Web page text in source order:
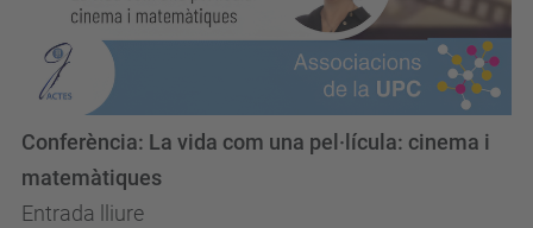
Entrada lliure
Conferència: La vida com una pel·lícula: cinema i
matemàtiques